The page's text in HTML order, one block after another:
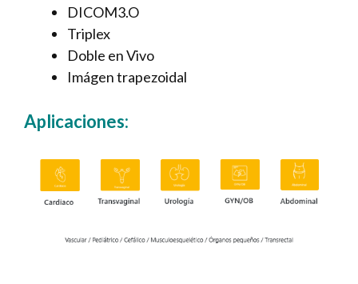
DICOM3.O
Triplex
Doble en Vivo
Imágen trapezoidal
Aplicaciones: